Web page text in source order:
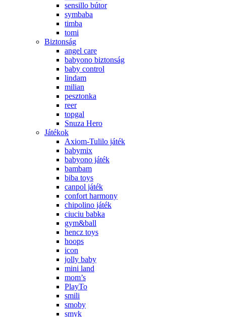
sensillo bútor
symbaba
timba
tomi
Biztonság
angel care
babyono biztonság
baby control
lindam
milian
pesztonka
reer
topgal
Snuza Hero
Játékok
Axiom-Tulilo játék
babymix
babyono játék
bambam
biba toys
canpol játék
confort harmony
chipolino játék
ciuciu babka
gym&ball
hencz toys
hoops
icon
jolly baby
mini land
mom’s
PlayTo
smili
smoby
smyk